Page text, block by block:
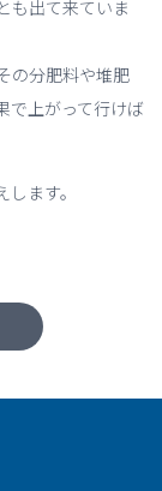
も出て来ていま
の分肥料や堆肥
で上がって行けば
ます。